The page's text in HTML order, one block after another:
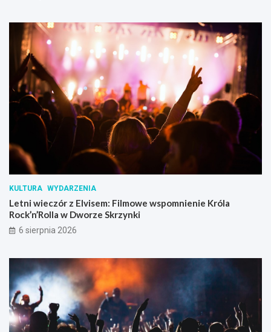
KULTURA WYDARZENIA
Letni wieczór z Elvisem: Filmowe wspomnienie Króla
Rock’n’Rolla w Dworze Skrzynki
6 sierpnia 2026